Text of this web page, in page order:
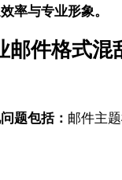
率与专业形象。
邮件格式混
题包括： 邮件主